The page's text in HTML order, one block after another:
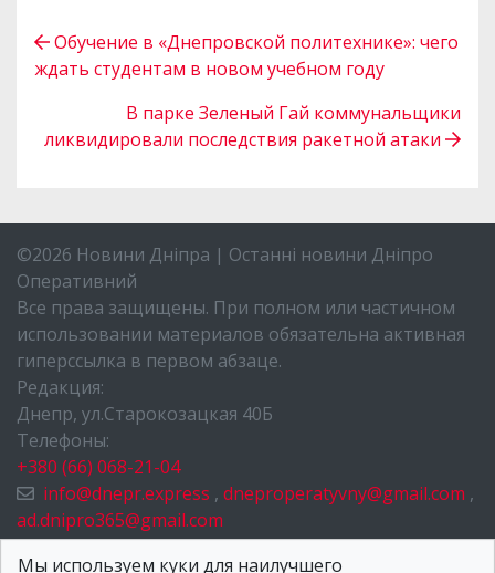
Обучение в «Днепровской политехнике»: чего
ждать студентам в новом учебном году
В парке Зеленый Гай коммунальщики
ликвидировали последствия ракетной атаки
©2026 Новини Дніпра | Останні новини Дніпро
Оперативний
Все права защищены. При полном или частичном
использовании материалов обязательна активная
гиперссылка в первом абзаце.
Редакция:
Днепр, ул.Старокозацкая 40Б
Телефоны:
+380 (66) 068-21-04
info@dnepr.express , dneproperatyvny@gmail.com ,
ad.dnipro365@gmail.com
НОВОСТИ ДНЕПРА
Мы используем куки для наилучшего